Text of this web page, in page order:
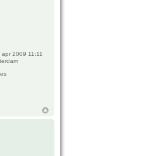
apr 2009 11:11